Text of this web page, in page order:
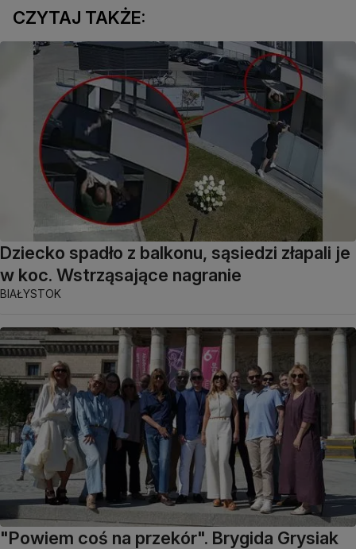
CZYTAJ TAKŻE:
Dziecko spadło z balkonu, sąsiedzi złapali je
w koc. Wstrząsające nagranie
BIAŁYSTOK
"Powiem coś na przekór". Brygida Grysiak